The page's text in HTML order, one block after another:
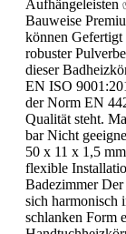
Aufhängeleisten
Bauweise
können Gefertigt
robuster
dieser
EN ISO
der Norm EN
Qualität steht.
bar Nicht
50 x 11 x 1,5
flexible
Badezimmer
sich harmonisch
schlanken Form